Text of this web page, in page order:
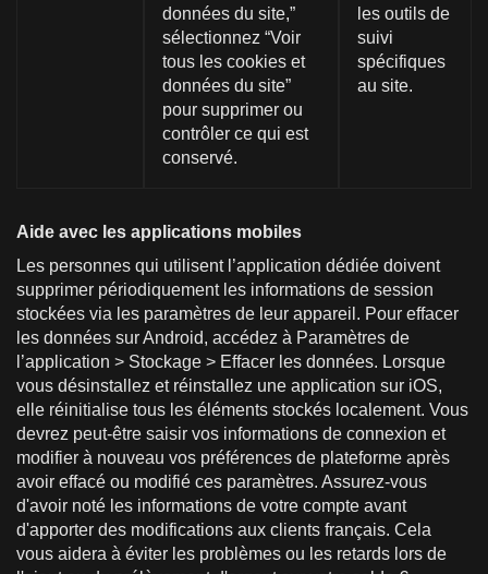
données du site,”
sélectionnez “Voir
tous les cookies et
données du site”
pour supprimer ou
contrôler ce qui est
conservé.
les outils de
suivi
spécifiques
au site.
Aide avec les applications mobiles
Les personnes qui utilisent l’application dédiée doivent
supprimer périodiquement les informations de session
stockées via les paramètres de leur appareil. Pour effacer
les données sur Android, accédez à Paramètres de
l’application > Stockage > Effacer les données. Lorsque
vous désinstallez et réinstallez une application sur iOS,
elle réinitialise tous les éléments stockés localement. Vous
devrez peut-être saisir vos informations de connexion et
modifier à nouveau vos préférences de plateforme après
avoir effacé ou modifié ces paramètres. Assurez-vous
d'avoir noté les informations de votre compte avant
d'apporter des modifications aux clients français. Cela
vous aidera à éviter les problèmes ou les retards lors de